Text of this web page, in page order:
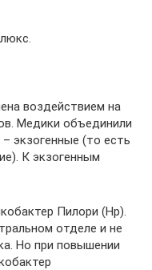
воздействием на
Медики объединили
экзогенные (то есть
К экзогенным
Пилори (Нр).
отделе и не
Но при повышении